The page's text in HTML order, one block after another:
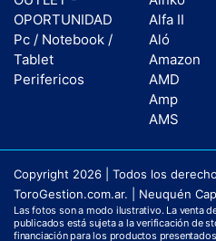
OPORTUNIDAD
Pc / Notebook /
Tablet
Perifericos
Alfa II
Aló
Amazon
AMD
Amp
AMS
Copyright 2026 | Todos los
ToroGestion.com.ar. | Neuquén
Las fotos son a modo ilustrativo. La venta
publicados está sujeta a la verificación de
financiación para los productos